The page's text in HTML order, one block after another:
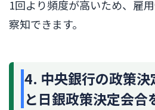
1回より頻度が高いため、雇
察知できます。
4. 中央銀行の政策決
と日銀政策決定会合